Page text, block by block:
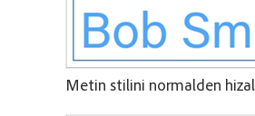
Metin stilini normalden